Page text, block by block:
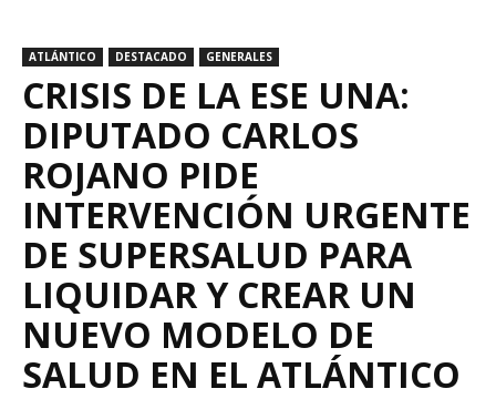
ATLÁNTICO DESTACADO GENERALES
CRISIS DE LA ESE UNA:
DIPUTADO CARLOS
ROJANO PIDE
INTERVENCIÓN URGENTE
DE SUPERSALUD PARA
LIQUIDAR Y CREAR UN
NUEVO MODELO DE
SALUD EN EL ATLÁNTICO